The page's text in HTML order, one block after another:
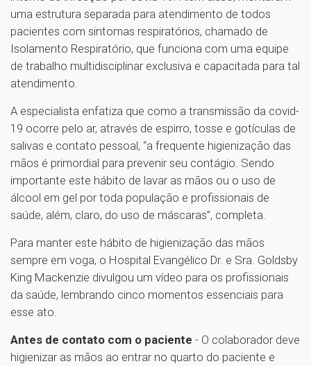
uma estrutura separada para atendimento de todos
pacientes com sintomas respiratórios, chamado de
Isolamento Respiratório, que funciona com uma equipe
de trabalho multidisciplinar exclusiva e capacitada para tal
atendimento.
A especialista enfatiza que como a transmissão da covid-
19 ocorre pelo ar, através de espirro, tosse e gotículas de
salivas e contato pessoal, “a frequente higienização das
mãos é primordial para prevenir seu contágio. Sendo
importante este hábito de lavar as mãos ou o uso de
álcool em gel por toda população e profissionais de
saúde, além, claro, do uso de máscaras”, completa.
Para manter este hábito de higienização das mãos
sempre em voga, o Hospital Evangélico Dr. e Sra. Goldsby
King Mackenzie divulgou um vídeo para os profissionais
da saúde, lembrando cinco momentos essenciais para
esse ato.
Antes de contato com o paciente - O colaborador deve
higienizar as mãos ao entrar no quarto do paciente e